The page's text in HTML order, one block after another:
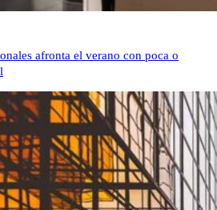
afronta el verano con poca o